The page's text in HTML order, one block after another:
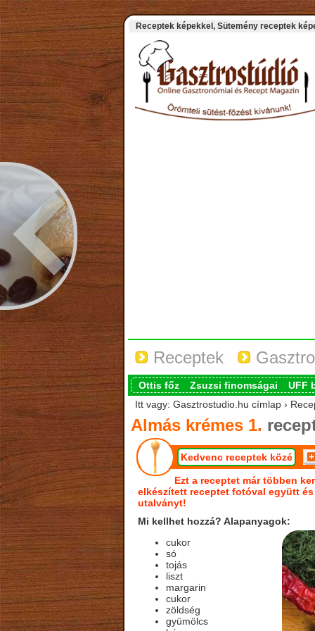
Receptek képekkel, Sütemény receptek
Receptek
Ottis főz Zsuzsi finomságai
UFF
Itt vagy: Gasztrostudio.hu címlap ›
Almás krémes 1.
Kedvenc receptek közé
Ezt a receptet már többen
elkészített receptet fotóval együtt
utalványt!
Mi kellhet hozzá? Alapanyagok:
cukor
só
tojás
liszt
margarin
cukor
zöldség
gyümölcs